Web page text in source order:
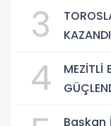
3
4
MEZİTLİ
Başkan